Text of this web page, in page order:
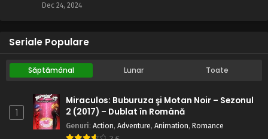
Dec 24, 2024
Seriale Populare
Săptămânal Lunar Toate
1
Miraculos: Buburuza şi Motan Noir – Sezonul
2 (2017) – Dublat în Română
Genuri: Action, Adventure, Animation, Romance